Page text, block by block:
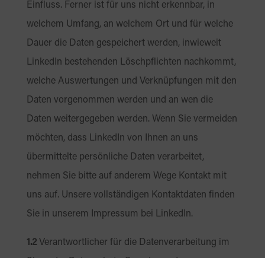
Einfluss. Ferner ist für uns nicht erkennbar, in
welchem Umfang, an welchem Ort und für welche
Dauer die Daten gespeichert werden, inwieweit
LinkedIn bestehenden Löschpflichten nachkommt,
welche Auswertungen und Verknüpfungen mit den
Daten vorgenommen werden und an wen die
Daten weitergegeben werden. Wenn Sie vermeiden
möchten, dass LinkedIn von Ihnen an uns
übermittelte persönliche Daten verarbeitet,
nehmen Sie bitte auf anderem Wege Kontakt mit
uns auf. Unsere vollständigen Kontaktdaten finden
Sie in unserem Impressum bei LinkedIn.
1.2Verantwortlicher für die Datenverarbeitung im